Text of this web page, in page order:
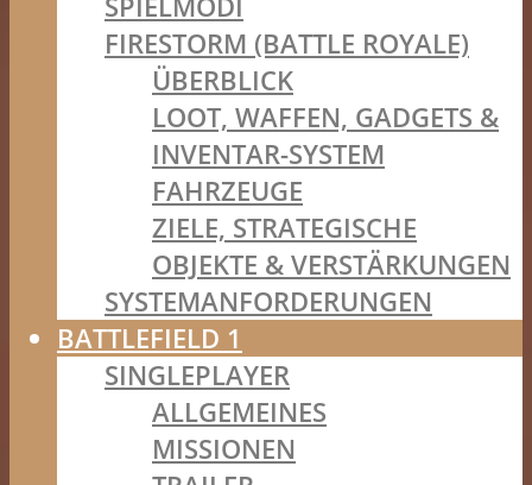
FIRESTORM (BATTLE ROYALE)
ÜBERBLICK
LOOT, WAFFEN, GADGETS &
INVENTAR-SYSTEM
FAHRZEUGE
ZIELE, STRATEGISCHE
OBJEKTE & VERSTÄRKUNGEN
SYSTEMANFORDERUNGEN
BATTLEFIELD 1
SINGLEPLAYER
ALLGEMEINES
MISSIONEN